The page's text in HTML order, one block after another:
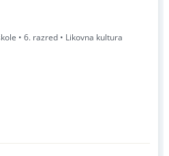
• 6. razred • Likovna kultura